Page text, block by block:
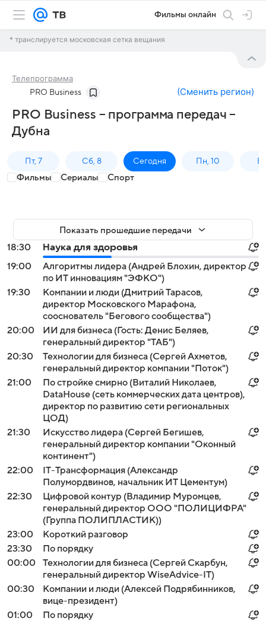
Фильмы онлайн
* транслируется московская сетка вещания
Телепрограмма
PRO Business (Сменить регион)
PRO Business – программа передач –
Дубна
Пт, 7 Сб, 8 Сегодня Пн, 10
Фильмы Сериалы Спорт
Показать прошедшие передачи
18:30
Наука для здоровья
19:00
Алгоритмы лидера (Андрей Блохин, директор
по ИТ инновациям "ЭФКО")
19:30
Компании и люди (Дмитрий Тарасов,
директор Московского Марафона,
сооснователь "Бегового сообщества")
20:00
ИИ для бизнеса (Гость: Денис Беляев,
генеральный директор "ТАБ")
20:30
Технологии для бизнеса (Сергей Ахметов,
генеральный директор компании "Поток")
21:00
По стройке смирно (Виталий Николаев,
DataHouse (сеть коммерческих дата центров),
директор по развитию сети региональных
ЦОД)
21:30
Искусство лидера (Сергей Бегишев,
генеральный директор компании "Оконный
континент")
22:00
IT-Трансформация (Александр
Полумордвинов, начальник ИТ Цементум)
22:30
Цифровой контур (Владимир Муромцев,
генеральный директор ООО "ПОЛИЦИФРА"
(Группа ПОЛИПЛАСТИК))
23:00
Короткий разговор
23:30
По порядку
00:00
Технологии для бизнеса (Сергей Скарбун,
генеральный директор WiseAdvice-IT)
00:30
Компании и люди (Алексей Подрябинников,
вице-президент)
01:00
По порядку